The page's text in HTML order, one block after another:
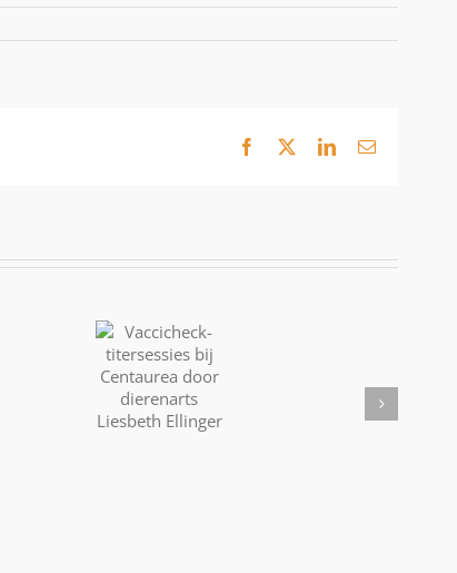
Facebook LinkedIn
E-
Vaccicheck-
Vuurwerkangst